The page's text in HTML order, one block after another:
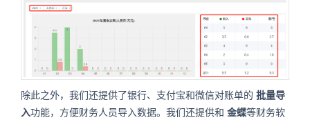
除此之外，我们还提供了银行、支付宝和微信对账单的 批量导
入功能，方便财务人员导入数据。我们还提供和 金蝶等财务软